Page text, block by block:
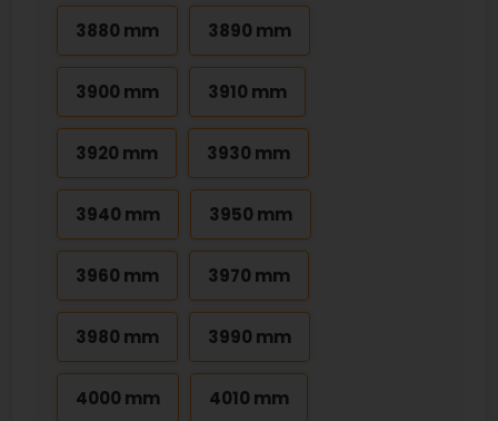
3880 mm 3890 mm
3900 mm 3910 mm
3920 mm 3930 mm
3940 mm 3950 mm
3960 mm 3970 mm
3980 mm 3990 mm
4000 mm 4010 mm